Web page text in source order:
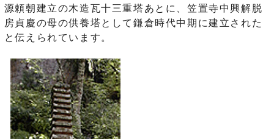
源頼朝建立の木造瓦十三重塔あとに、笠置寺中興解脱
房貞慶の母の供養塔として鎌倉時代中期に建立された
と伝えられています。